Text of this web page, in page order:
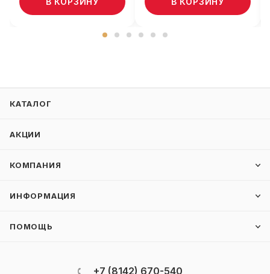
КАТАЛОГ
АКЦИИ
КОМПАНИЯ
ИНФОРМАЦИЯ
ПОМОЩЬ
+7 (8142) 670-540